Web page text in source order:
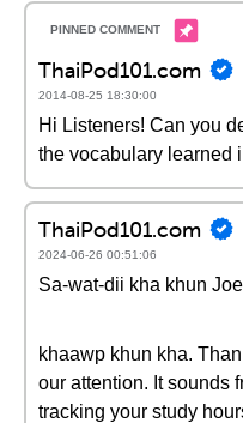
ThaiPod101.com
2014-08-25 18:30:00
Hi Listeners! Can you
the vocabulary learned
ThaiPod101.com
2024-06-26 00:51:06
Sa-wat-dii kha khun
khaawp khun kha.
our attention. It sounds
tracking your study